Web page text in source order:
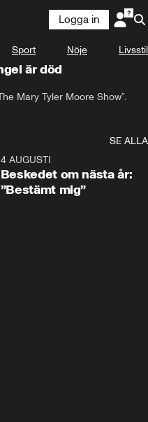
Logga in
Sport Nöje Livsstil
är död
Mary Tyler Moore Show”.
SE ALLA
4 AUGUSTI
Beskedet om nästa år:
”Bestämt mig”